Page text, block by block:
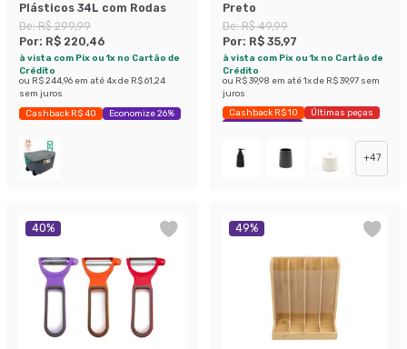
Plásticos 34L com Rodas
De:R$ 299,99
Por: R$ 220,46
à vista com Pix ou 1x no Cartão de
Crédito
ou R$ 244,96 em até4x de R$ 61,24
sem juros
Cashback R$ 40 Economize 26%
Preto
De:R$ 49,99
Por: R$ 35,97
à vista com Pix ou 1x no Cartão de
Crédito
ou R$ 39,98 em até1x de R$ 39,97 sem
juros
Cashback R$ 10
Últimas peças
Economize 28%
+47
40% 49%